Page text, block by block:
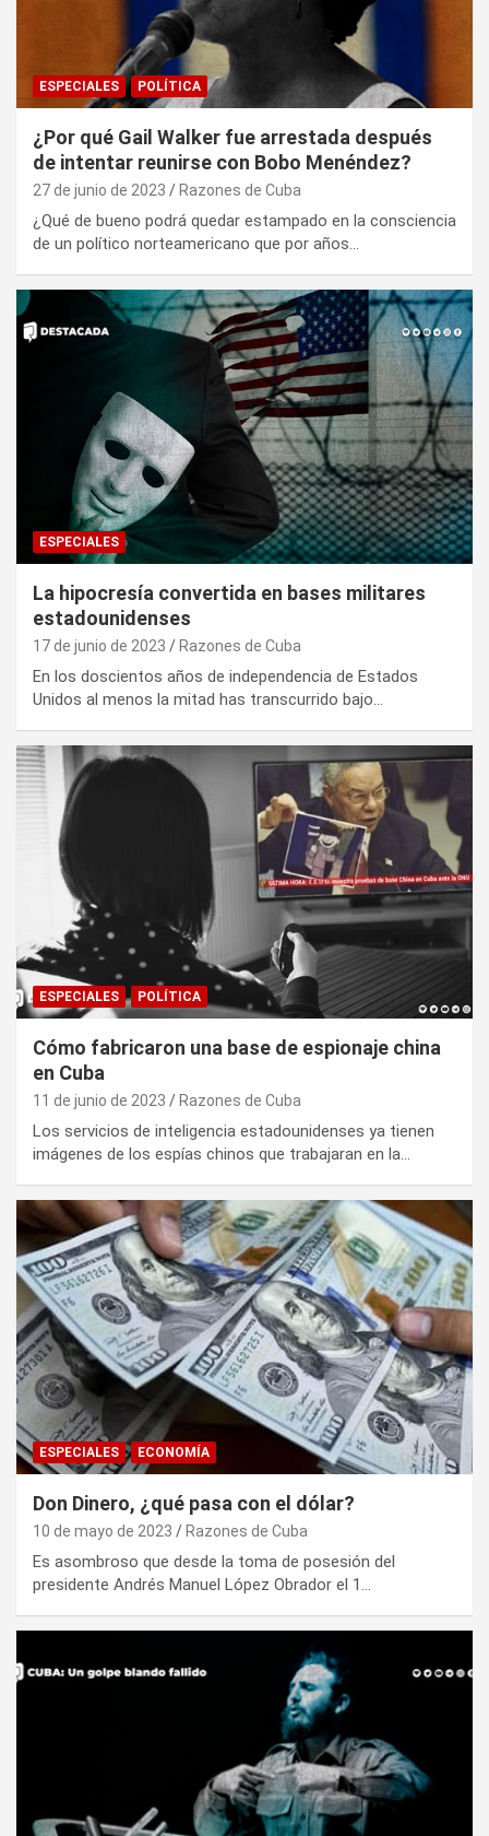
ESPECIALES POLÍTICA
¿Por qué Gail Walker fue arrestada después
de intentar reunirse con Bobo Menéndez?
27 de junio de 2023 Razones de Cuba
¿Qué de bueno podrá quedar estampado en la consciencia
de un político norteamericano que por años…
ESPECIALES
La hipocresía convertida en bases militares
estadounidenses
17 de junio de 2023 Razones de Cuba
En los doscientos años de independencia de Estados
Unidos al menos la mitad has transcurrido bajo…
ESPECIALES POLÍTICA
Cómo fabricaron una base de espionaje china
en Cuba
11 de junio de 2023 Razones de Cuba
Los servicios de inteligencia estadounidenses ya tienen
imágenes de los espías chinos que trabajaran en la…
ESPECIALES ECONOMÍA
Don Dinero, ¿qué pasa con el dólar?
10 de mayo de 2023 Razones de Cuba
Es asombroso que desde la toma de posesión del
presidente Andrés Manuel López Obrador el 1…